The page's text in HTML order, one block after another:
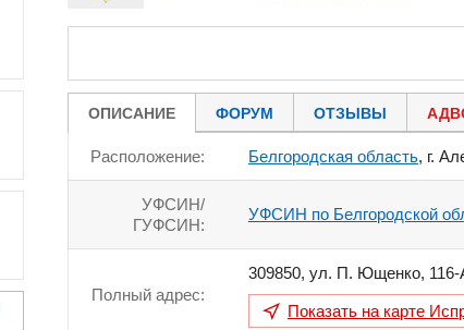
ОПИСАНИЕ ФОРУМ ОТЗЫВЫ
Расположение: Белгородская область, г.
УФСИН/
ГУФСИН:
УФСИН по Белгородской
Полный адрес:
309850, ул. П. Ющенко, 116-
Показать на карте